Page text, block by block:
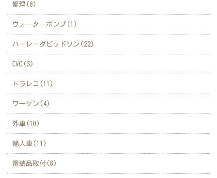
修理(8)
ウォーターポンプ(1)
ハーレーダビッドソン(22)
CVO(3)
ドラレコ(11)
ワーゲン(4)
外車(10)
輸入車(11)
電装品取付(8)